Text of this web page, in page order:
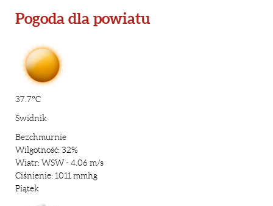
Pogoda dla powiatu
37.7°C
Świdnik
Bezchmurnie
Wilgotność: 32%
Wiatr: WSW - 4.06 m/s
Ciśnienie: 1011 mmhg
Piątek